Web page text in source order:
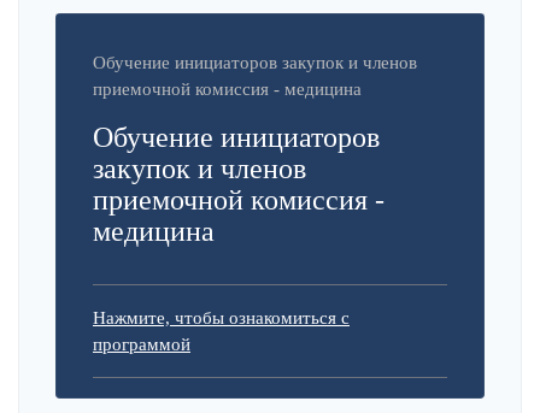
Обучение инициаторов закупок и членов
приемочной комиссия - медицина
Обучение инициаторов
закупок и членов
приемочной комиссия -
медицина
Нажмите, чтобы ознакомиться с
программой